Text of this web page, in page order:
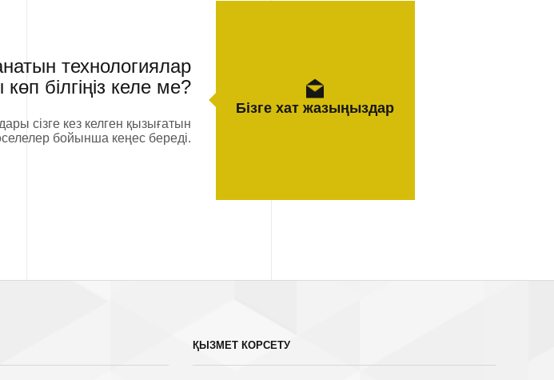
технологиялар
білгіңіз келе ме?
сізге кез келген қызығатын
бойынша кеңес береді.
Бізге хат жазыңыздар
ҚЫЗМЕТ КОРСЕТУ